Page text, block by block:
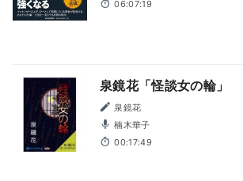
06:07:19
泉鏡花「怪談女の輪」
泉鏡花
楠木華子
00:17:49